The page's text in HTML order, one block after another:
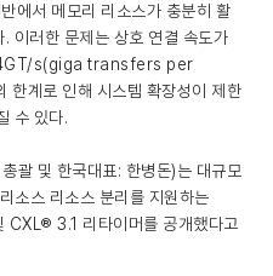
에서 메모리 리소스가 충분히 활
이러한 문제는 상호 연결 속도가
s(giga transfers per
계로 인해 시스템 확장성이 제한
수 있다.
괄 및 한국대표: 한병돈)는 대규모
소스 리소스 분리를 지원하는
3.1 리타이머를 공개했다고